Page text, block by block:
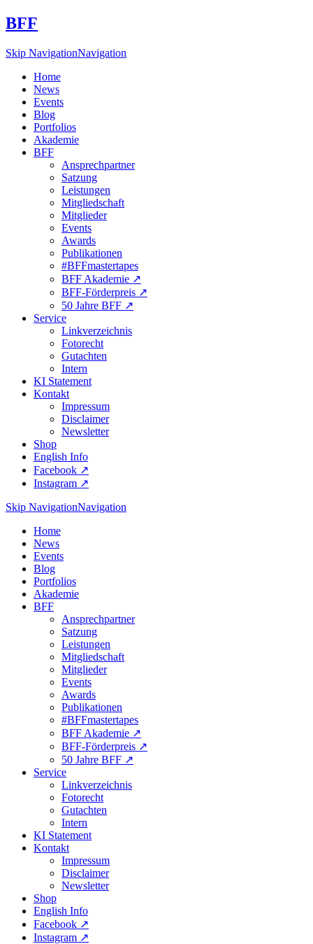
BFF
Skip NavigationNavigation
Home
News
Events
Blog
Portfolios
Akademie
BFF
Ansprechpartner
Satzung
Leistungen
Mitgliedschaft
Mitglieder
Events
Awards
Publikationen
#BFFmastertapes
BFF Akademie ↗︎
BFF-Förderpreis ↗︎
50 Jahre BFF ↗︎
Service
Linkverzeichnis
Fotorecht
Gutachten
Intern
KI Statement
Kontakt
Impressum
Disclaimer
Newsletter
Shop
English Info
Facebook ↗︎
Instagram ↗︎
Skip NavigationNavigation
Home
News
Events
Blog
Portfolios
Akademie
BFF
Ansprechpartner
Satzung
Leistungen
Mitgliedschaft
Mitglieder
Events
Awards
Publikationen
#BFFmastertapes
BFF Akademie ↗︎
BFF-Förderpreis ↗︎
50 Jahre BFF ↗︎
Service
Linkverzeichnis
Fotorecht
Gutachten
Intern
KI Statement
Kontakt
Impressum
Disclaimer
Newsletter
Shop
English Info
Facebook ↗︎
Instagram ↗︎